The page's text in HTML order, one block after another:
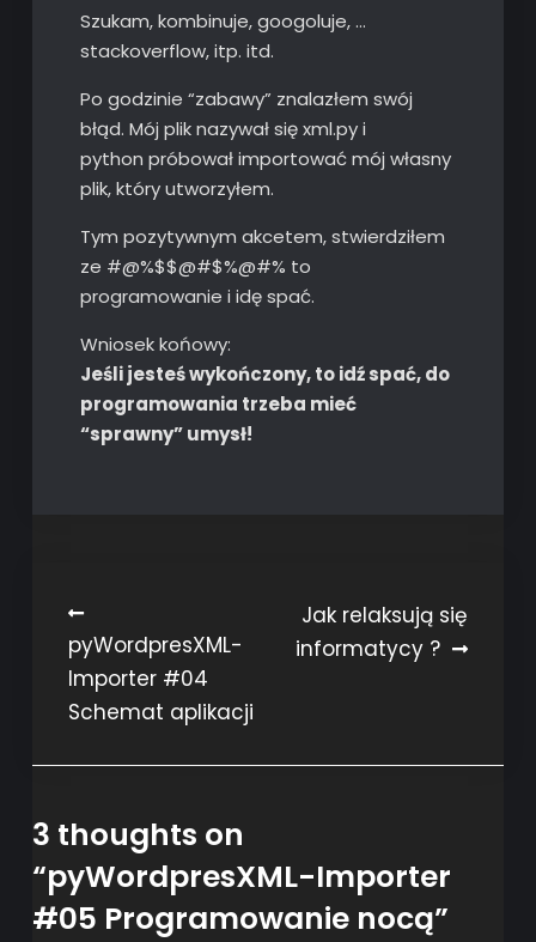
Szukam, kombinuje, googoluje, …
stackoverflow, itp. itd.
Po godzinie “zabawy” znalazłem swój
błąd. Mój plik nazywał się xml.py i
python próbował importować mój własny
plik, który utworzyłem.
Tym pozytywnym akcetem, stwierdziłem
ze #@%$$@#$%@#% to
programowanie i idę spać.
Wniosek końowy:
Jeśli jesteś wykończony, to idź spać, do
programowania trzeba mieć
“sprawny” umysł!
Post
navigation
pyWordpresXML-
Importer #04
Schemat aplikacji
Jak relaksują się
informatycy ?
3 thoughts on
“pyWordpresXML-Importer
#05 Programowanie nocą”